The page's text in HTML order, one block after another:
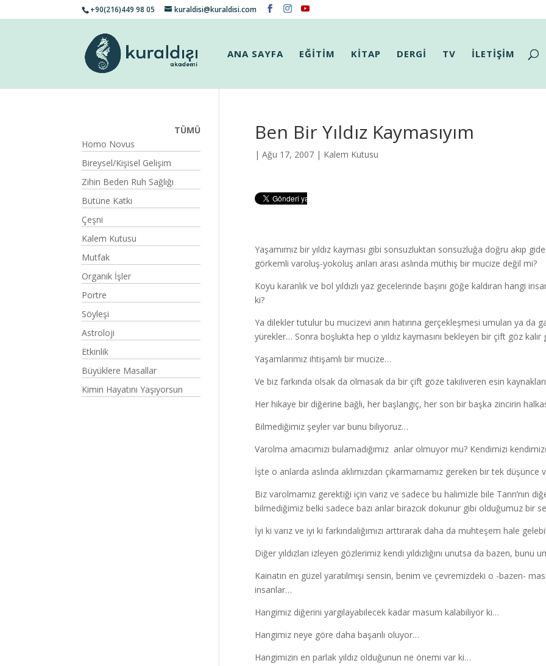
+90(216)449 98 05 kuraldisi@kuraldisi.com
ANA SAYFA EĞİTİM KİTAP DERGİ TV İLETİŞİM
Ben Bir Yıldız Kaymasıyım
| Ağu 17, 2007 | Kalem Kutusu
Yaşamımız bir yıldız kayması gibi sonsuzluktan sonsuzluğa doğru akıp
görkemli varoluş-yokoluş anları arası aslında müthiş bir mucize değil mi?
Koyu karanlık ve bol yıldızlı yaz gecelerinde başını göğe kaldıran hangi
ki?
Ya dilekler tutulur bu mucizevi anın hatırına gerçekleşmesi umulan ya da
yürekler… Sonra boşlukta hep o yıldız kaymasını bekleyen bir çift göz kalır
Yaşamlarımız ihtişamlı bir mucize…
Ve biz farkında olsak da olmasak da bir çift göze takılıveren esin
Her hikaye bir diğerine bağlı, her başlangıç, her son bir başka zincirin
Bilmediğimiz şeyler var bunu biliyoruz…
Varolma amacımızı bulamadığımız anlar olmuyor mu? Kendimizi
İşte o anlarda aslında aklımızdan çıkarmamamız gereken bir tek düşünce
Biz varolmamız gerektiği için varız ve sadece bu halimizle bile Tanrı’nın
bilmediğimiz belki sadece bazı anlar birazcık dokunur gibi olduğumuz bir
İyi ki varız ve iyi ki farkındalığımızı arttırarak daha da muhteşem hale
Diğer yıldızları izleyen gözlerimiz kendi yıldızlığını unutsa da bazen, bunu
Kainatın en güzel yaratılmışı sensin, benim ve çevremizdeki o -bazen-
insanlar…
Hangimiz diğerini yargılayabilecek kadar masum kalabiliyor ki…
Hangimiz neye göre daha başarılı oluyor…
Hangimizin en parlak yıldız olduğunun ne önemi var ki…
TÜMÜ
Homo Novus
Bireysel/Kişisel Gelişim
Zihin Beden Ruh Sağlığı
Bütüne Katkı
Çeşni
Kalem Kutusu
Mutfak
Organik İşler
Portre
Söyleşi
Astroloji
Etkinlik
Büyüklere Masallar
Kimin Hayatını Yaşıyorsun